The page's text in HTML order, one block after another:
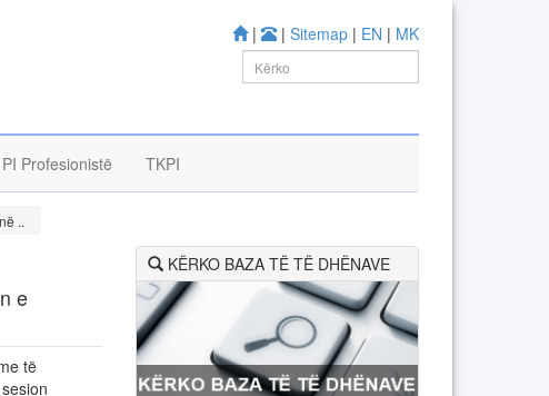
| | Sitemap | EN | MK
PI Profesionistë TKPI
..
e
të
KËRKO BAZA TË TË DHËNAVE